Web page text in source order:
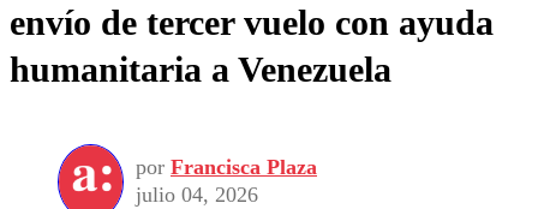
envío de tercer vuelo con ayuda
humanitaria a Venezuela
por Francisca Plaza
julio 04, 2026